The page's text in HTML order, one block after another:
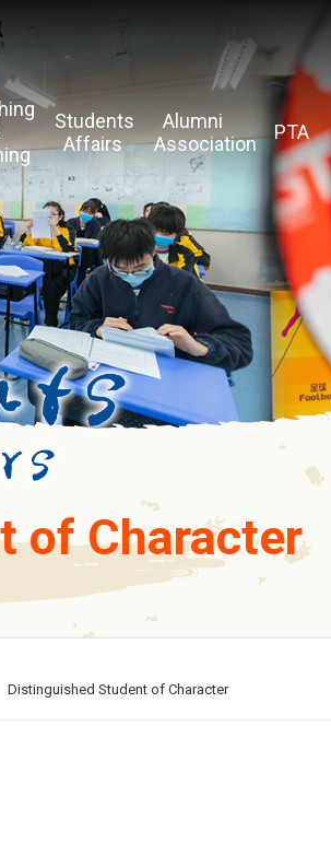
Students
Affairs
Alumni
Association
PTA
of Character
Distinguished Student of Character